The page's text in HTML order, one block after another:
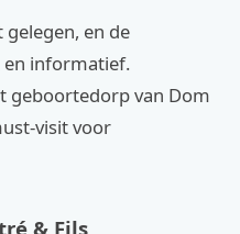
en de
en informatief.
geboortedorp van Dom
visit voor
& Fils